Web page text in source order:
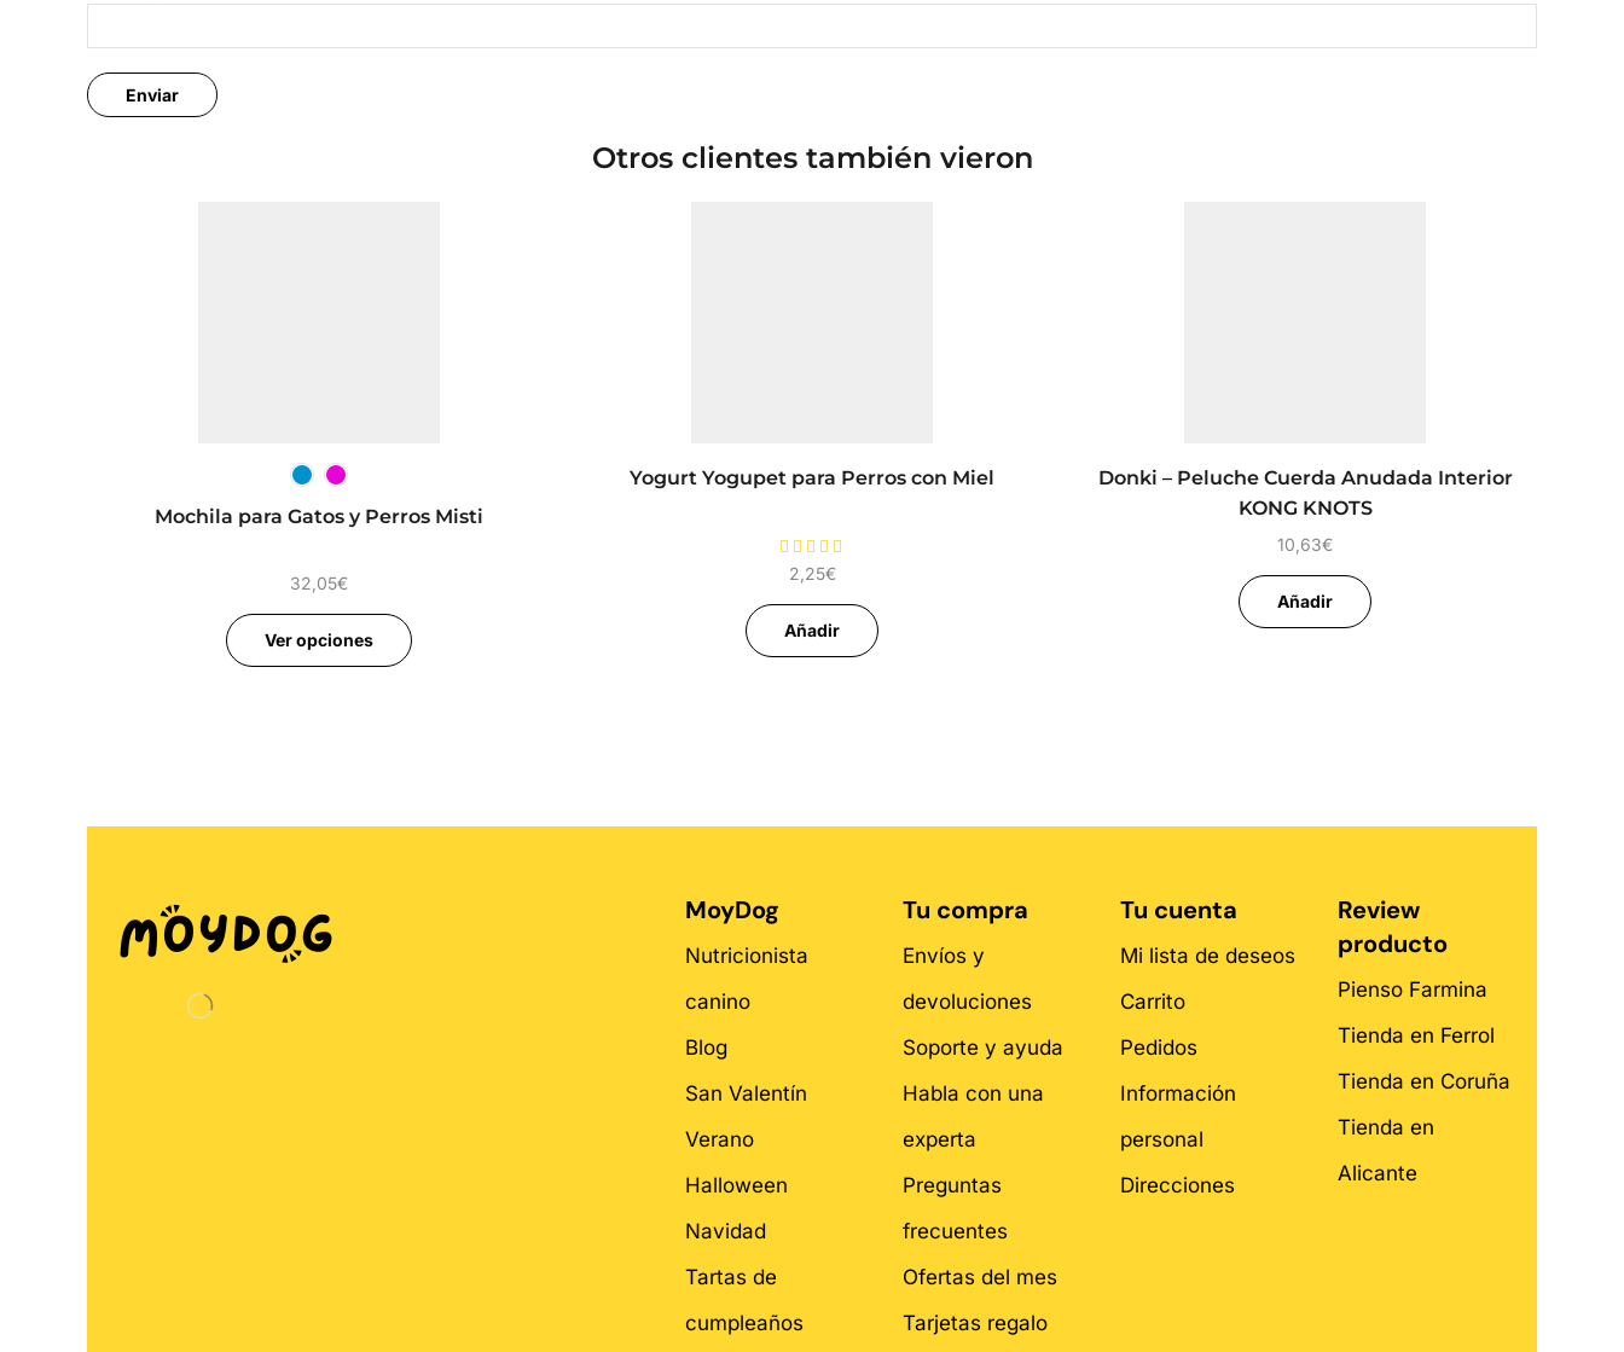
Otros clientes también vieron
Mochila para Gatos y Perros Misti
32,05€
Ver opciones
Yogurt Yogupet para Perros con Miel
2,25€
Añadir
Donki – Peluche Cuerda Anudada Interior
KONG KNOTS
10,63€
Añadir
MoyDog
Nutricionista
canino
Blog
San Valentín
Verano
Halloween
Navidad
Tartas de
cumpleaños
Tu compra
Envíos y
devoluciones
Soporte y ayuda
Habla con una
experta
Preguntas
frecuentes
Ofertas del mes
Tarjetas regalo
Tu cuenta
Mi lista de deseos
Carrito
Pedidos
Información
personal
Direcciones
Review
producto
Pienso Farmina
Tienda en Ferrol
Tienda en Coruña
Tienda en
Alicante